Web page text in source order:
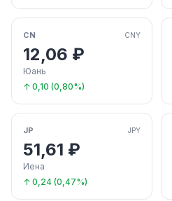
CN CNY
12,06 ₽
Юань
↑ 0,10 (0,80%)
JP JPY
51,61 ₽
Иена
↑ 0,24 (0,47%)